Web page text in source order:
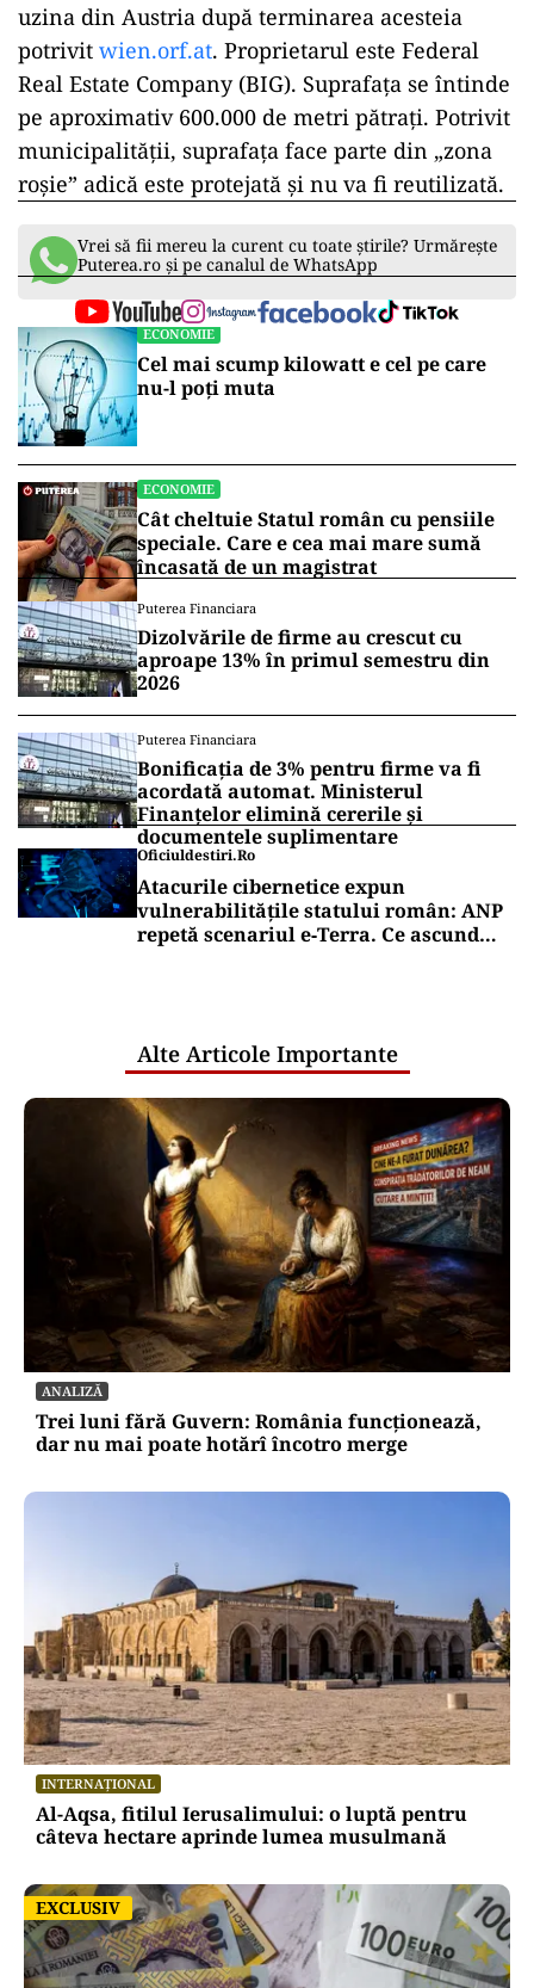
uzina din Austria după terminarea acesteia
potrivit wien.orf.at. Proprietarul este Federal
Real Estate Company (BIG). Suprafața se întinde
pe aproximativ 600.000 de metri pătrați. Potrivit
municipalității, suprafața face parte din „zona
roșie” adică este protejată și nu va fi reutilizată.
Vrei să fii mereu la curent cu toate știrile? Urmărește
Puterea.ro și pe canalul de WhatsApp
ECONOMIE
Cel mai scump kilowatt e cel pe care
nu-l poți muta
ECONOMIE
Cât cheltuie Statul român cu pensiile
speciale. Care e cea mai mare sumă
încasată de un magistrat
Puterea Financiara
Dizolvările de firme au crescut cu
aproape 13% în primul semestru din
2026
Puterea Financiara
Bonificația de 3% pentru firme va fi
acordată automat. Ministerul
Finanțelor elimină cererile și
documentele suplimentare
Oficiuldestiri.ro
Atacurile cibernetice expun
vulnerabilitățile statului român: ANP
repetă scenariul e‑Terra. Ce ascund
Alte Articole Importante
ANALIZĂ
Trei luni fără Guvern: România funcționează,
dar nu mai poate hotărî încotro merge
INTERNAȚIONAL
Al-Aqsa, fitilul Ierusalimului: o luptă pentru
câteva hectare aprinde lumea musulmană
EXCLUSIV
EXCLUSIV